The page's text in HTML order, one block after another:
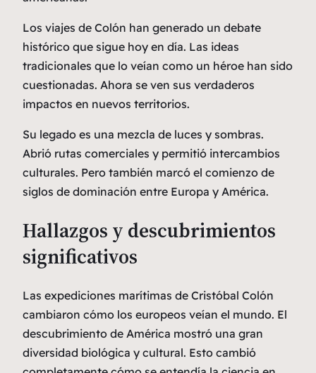
Los viajes de Colón han generado un debate
histórico que sigue hoy en día. Las ideas
tradicionales que lo veían como un héroe han sido
cuestionadas. Ahora se ven sus verdaderos
impactos en nuevos territorios.
Su legado es una mezcla de luces y sombras.
Abrió rutas comerciales y permitió intercambios
culturales. Pero también marcó el comienzo de
siglos de dominación entre Europa y América.
Hallazgos y descubrimientos
significativos
Las expediciones marítimas de Cristóbal Colón
cambiaron cómo los europeos veían el mundo. El
descubrimiento de América mostró una gran
diversidad biológica y cultural. Esto cambió